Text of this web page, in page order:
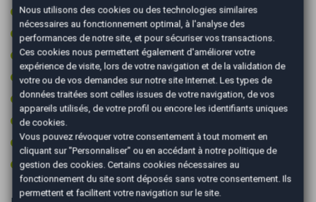
Radar avant de détection d'obstacles
Reconnaissance des panneaux de signalisation
Régulateur de vitesse
Rétroviseurs dégivrants
Rétroviseurs électriques
Roue secours tempo + kit outils
Start & Stop
Volant multifonctions
Nous utilisons des cookies ou des technologies similaires
nécessaires au fonctionnement optimal, à l'analyse des
performances de notre site, et pour sécuriser vos transactions.
Ces cookies nous permettent également d'améliorer votre
expérience de visite, lors de votre navigation et de la validation de
votre ou de vos demandes sur notre site Internet. Les types de
données traitées sont celles issues de votre navigation, de vos
appareils utilisés, de votre profil ou encore les identifiants uniques
de cookies.
Vous pouvez révoquer votre consentement à tout moment en
cliquant sur "Personnaliser" ou en accédant à notre politique de
gestion des cookies. Certains cookies nécessaires au
fonctionnement du site sont déposés sans votre consentement. Ils
permettent et facilitent votre navigation sur le site.